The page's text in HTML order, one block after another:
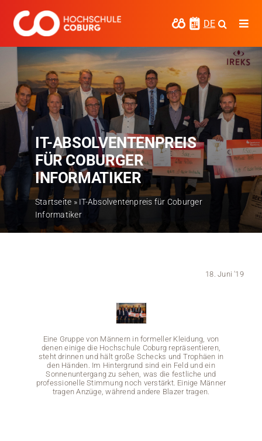
Inhalt
springen
DE
Studieren
Forschen
Kooperieren
Hochschule Coburg
Regionalentwicklung
Entdecke die Region
Informationen für …
News
Veranstaltungen
IT-ABSOLVENTENPREIS
FÜR COBURGER
INFORMATIKER
Startseite » IT-Absolventenpreis für Coburger
Informatiker
18. Juni '19
Eine Gruppe von Männern in formeller Kleidung, von
denen einige die Hochschule Coburg repräsentieren,
steht drinnen und hält große Schecks und Trophäen in
den Händen. Im Hintergrund sind ein Feld und ein
Sonnenuntergang zu sehen, was die festliche und
professionelle Stimmung noch verstärkt. Einige Männer
tragen Anzüge, während andere Blazer tragen.